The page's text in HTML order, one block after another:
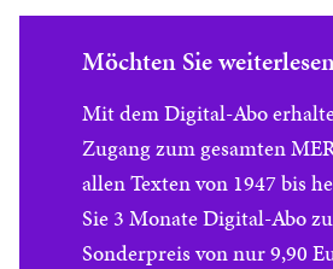
Möchten Sie
Mit dem Digital-Abo
Zugang zum gesamten
allen Texten von 1947 bis
Sie 3 Monate Digital-Abo
Sonderpreis von nur 9,90